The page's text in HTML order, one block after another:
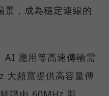
景，成為穩定連線的
AI 應用等高速傳輸需
大頻寬提供高容量傳